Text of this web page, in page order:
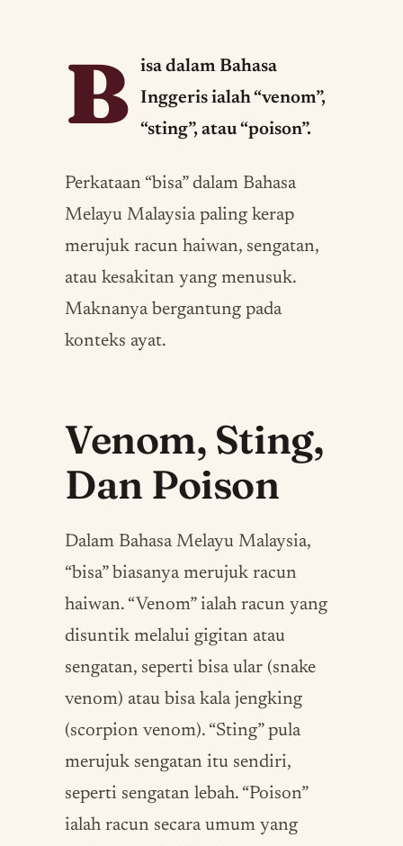
B
isa dalam Bahasa
Inggeris ialah “venom”,
“sting”, atau “poison”.
Perkataan “bisa” dalam Bahasa
Melayu Malaysia paling kerap
merujuk racun haiwan, sengatan,
atau kesakitan yang menusuk.
Maknanya bergantung pada
konteks ayat.
Venom, Sting,
Dan Poison
Dalam Bahasa Melayu Malaysia,
“bisa” biasanya merujuk racun
haiwan. “Venom” ialah racun yang
disuntik melalui gigitan atau
sengatan, seperti bisa ular (snake
venom) atau bisa kala jengking
(scorpion venom). “Sting” pula
merujuk sengatan itu sendiri,
seperti sengatan lebah. “Poison”
ialah racun secara umum yang